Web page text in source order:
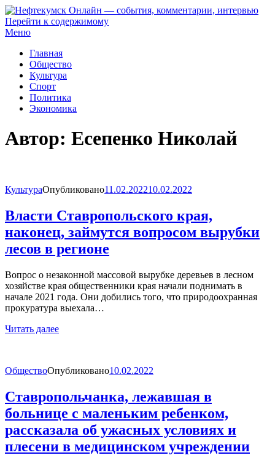
Нефтекумск Онлайн — события, комментарии, интервью
Перейти к содержимому
Меню
Главная
Общество
Культура
Спорт
Политика
Экономика
Автор: Есепенко Николай
КультураОпубликовано11.02.202210.02.2022
Власти Ставропольского края,
наконец, займутся вопросом вырубки
лесов в регионе
Вопрос о незаконной массовой вырубке деревьев в лесном
хозяйстве края общественники края начали поднимать в
начале 2021 года. Они добились того, что природоохранная
прокуратура выехала…
Читать далее
ОбществоОпубликовано10.02.2022
Ставропольчанка, лежавшая в
больнице с маленьким ребенком,
рассказала об ужасных условиях и
плесени в медицинском учреждении